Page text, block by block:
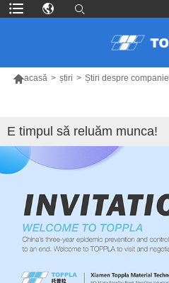
acasă > știri > Știri despre companie
E timpul să reluăm munca!